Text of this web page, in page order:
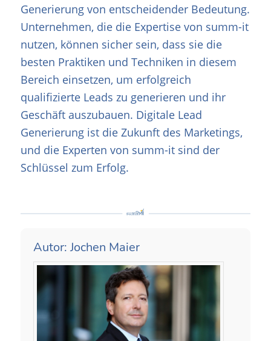
Generierung von entscheidender Bedeutung.
Unternehmen, die die Expertise von summ-it
nutzen, können sicher sein, dass sie die
besten Praktiken und Techniken in diesem
Bereich einsetzen, um erfolgreich
qualifizierte Leads zu generieren und ihr
Geschäft auszubauen. Digitale Lead
Generierung ist die Zukunft des Marketings,
und die Experten von summ-it sind der
Schlüssel zum Erfolg.
Autor: Jochen Maier